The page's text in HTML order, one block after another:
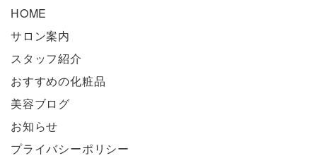
HOME
サロン案内
スタッフ紹介
おすすめの化粧品
美容ブログ
お知らせ
プライバシーポリシー